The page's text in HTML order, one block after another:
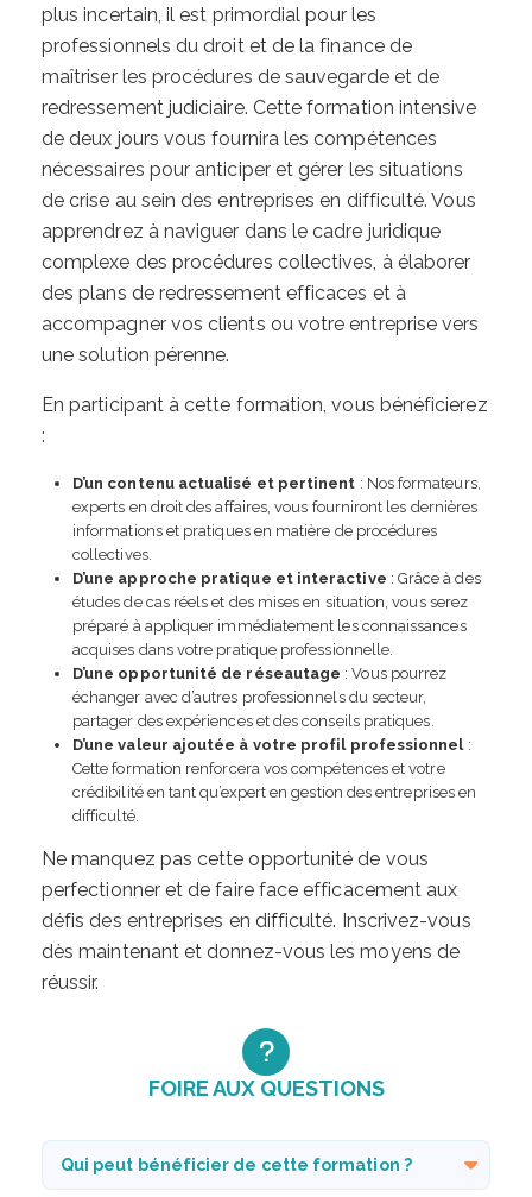
plus incertain, il est primordial pour les
professionnels du droit et de la finance de
maîtriser les procédures de sauvegarde et de
redressement judiciaire. Cette formation intensive
de deux jours vous fournira les compétences
nécessaires pour anticiper et gérer les situations
de crise au sein des entreprises en difficulté. Vous
apprendrez à naviguer dans le cadre juridique
complexe des procédures collectives, à élaborer
des plans de redressement efficaces et à
accompagner vos clients ou votre entreprise vers
une solution pérenne.
En participant à cette formation, vous bénéficierez
:
D’un contenu actualisé et pertinent : Nos formateurs,
experts en droit des affaires, vous fourniront les dernières
informations et pratiques en matière de procédures
collectives.
D’une approche pratique et interactive : Grâce à des
études de cas réels et des mises en situation, vous serez
préparé à appliquer immédiatement les connaissances
acquises dans votre pratique professionnelle.
D’une opportunité de réseautage : Vous pourrez
échanger avec d’autres professionnels du secteur,
partager des expériences et des conseils pratiques.
D’une valeur ajoutée à votre profil professionnel:
Cette formation renforcera vos compétences et votre
crédibilité en tant qu’expert en gestion des entreprises en
difficulté.
Ne manquez pas cette opportunité de vous
perfectionner et de faire face efficacement aux
défis des entreprises en difficulté. Inscrivez-vous
dès maintenant et donnez-vous les moyens de
réussir.
FOIRE AUX QUESTIONS
Qui peut bénéficier de cette formation ?